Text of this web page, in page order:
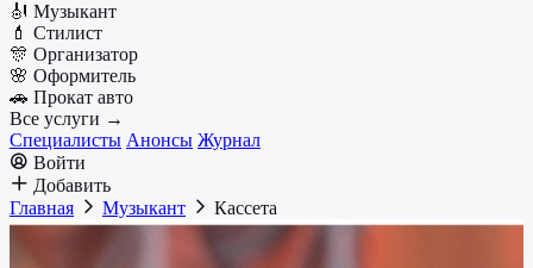
🎻 Музыкант
💄 Стилист
🎊 Организатор
🌸 Оформитель
🚗 Прокат авто
Все услуги →
Специалисты Анонсы Журнал
Войти
Добавить
Главная
Музыкант Кассета